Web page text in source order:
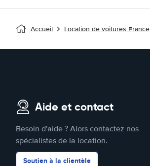
Accueil Location de voitures France
Aide et contact
Besoin d'aide ? Alors contactez nos
spécialistes de la location.
Soutien à la clientèle